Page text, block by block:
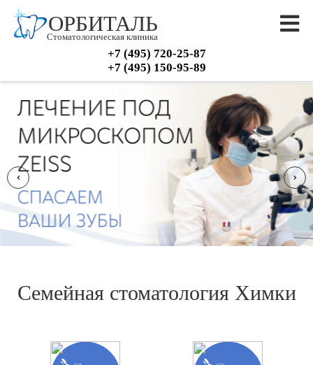
ОРБИТАЛЬ
Стоматологическая клиника
+7 (495) 720-25-87
+7 (495) 150-95-89
Семейная стоматология Химки